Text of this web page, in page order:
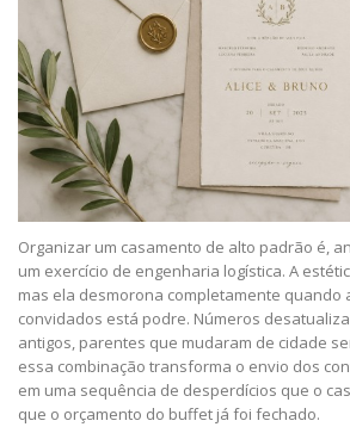
Organizar um casamento de alto padrão é,
um exercício de engenharia logística. A
mas ela desmorona completamente quando
convidados está podre. Números
antigos, parentes que mudaram de cidade
essa combinação transforma o envio dos
em uma sequência de desperdícios que o
que o orçamento do buffet já foi fechado.